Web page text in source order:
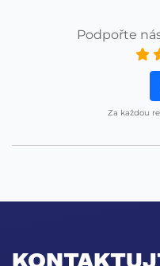
Podpořte
Za každou